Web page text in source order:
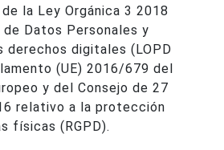
la Ley Orgánica 3 2018
Datos Personales y
derechos digitales (LOPD
(UE) 2016/679 del
y del Consejo de 27
relativo a la protección
físicas (RGPD).